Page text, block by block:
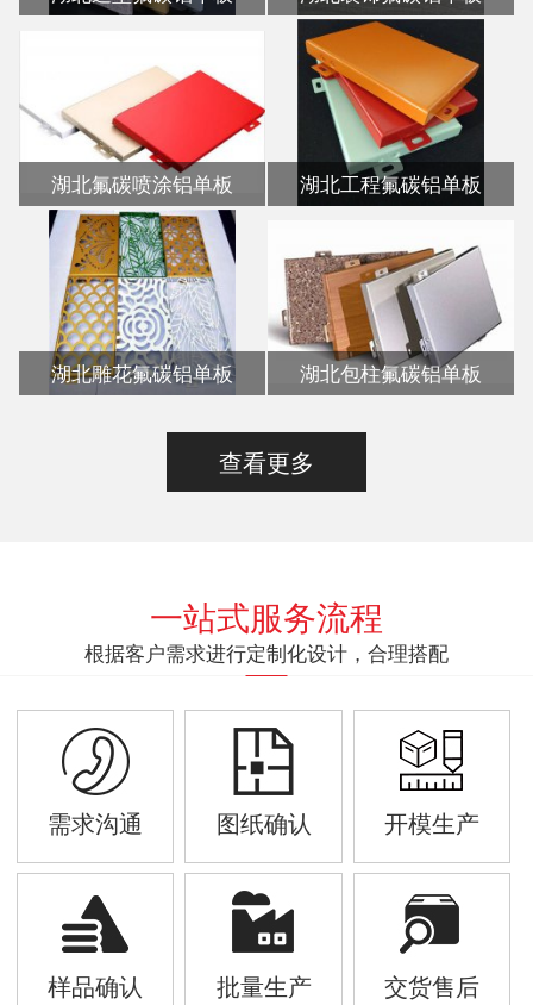
湖北氟碳喷涂铝单板 湖北工程氟碳铝单板
湖北雕花氟碳铝单板 湖北包柱氟碳铝单板
查看更多
一站式服务流程
根据客户需求进行定制化设计，合理搭配
需求沟通 图纸确认 开模生产
样品确认 批量生产 交货售后